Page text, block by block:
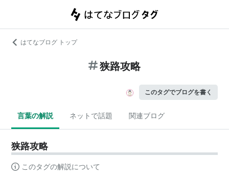
はてなブログ トップ
狭路攻略
このタグでブログを書く
言葉の解説 ネットで話題 関連ブログ
狭路攻略
このタグの解説について